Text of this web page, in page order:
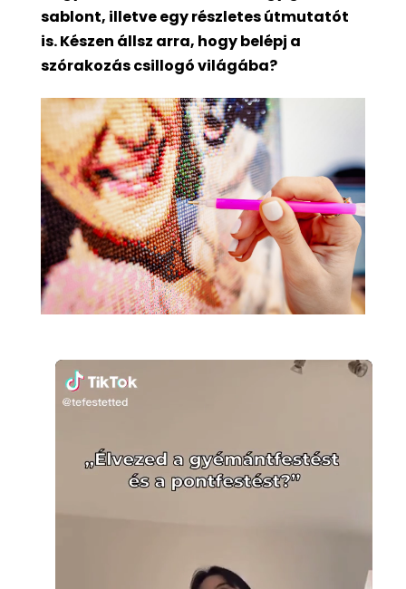
sablont, illetve egy részletes útmutatót
is. Készen állsz arra, hogy belépj a
szórakozás csillogó világába?